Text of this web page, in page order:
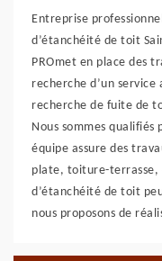
Entreprise
d’étanchéité de toit
PROmet en place des
recherche d’un
recherche de fuite de
Nous sommes qualifiés
équipe assure des
plate, toiture-terrasse,
d’étanchéité de toit
nous proposons de